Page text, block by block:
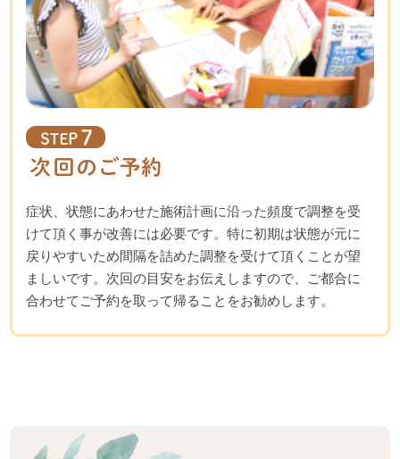
症状、状態にあわせた施術計画に沿った頻度で調整を受
けて頂く事が改善には必要です。特に初期は状態が元に
戻りやすいため間隔を詰めた調整を受けて頂くことが望
ましいです。次回の目安をお伝えしますので、ご都合に
合わせてご予約を取って帰ることをお勧めします。